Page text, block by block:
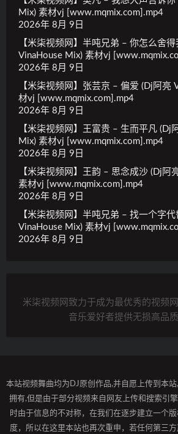
Mix) 素材vj [www.mqmix.com].mp4
2026年 8月 9日
【米柒视频网】半吨兄弟 – 你怎么舍
VinaHouse Mix) 素材vj
2026年 8月 9日
【米柒视频网】张芸京 – 偏爱 (Dj阿亮
材vj [www.mqmix.com].mp4
2026年 8月 9日
【米柒视频网】王富贵 – 生而平凡 (Dj
Mix) 素材vj [www.mqmix.com].mp4
2026年 8月 9日
【米柒视频网】王韵 – 思念成沙 (Dj阿
素材vj [www.mqmix.com].mp4
2026年 8月 9日
【米柒视频网】半吨兄弟 – 找一个字
VinaHouse Mix) 素材vj
2026年 8月 9日
米柒视频网致力于成为最优秀的视频
音乐爱好者提供无损高品
本站视频舞曲均为DJ原创作品,并自愿上传到本
拥有,但是由于部分视频来自网友上传和搜索引
时由于信息的不对称，在我们在逐步建立一个
度，所以在这里本站也再次重申，若任何第三